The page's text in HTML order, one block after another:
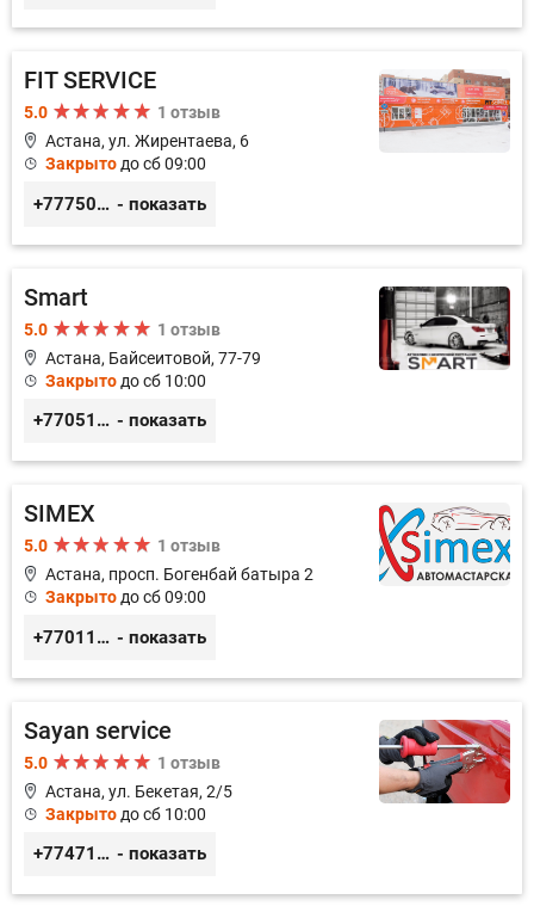
FIT SERVICE
5.0
1 отзыв
Астана, ул. Жирентаева, 6
Закрыто до сб 09:00
+77750070775 - показать
Smart
5.0
1 отзыв
Астана, Байсеитовой, 77-79
Закрыто до сб 10:00
+77051092269 - показать
SIMEX
5.0
1 отзыв
Астана, просп. Богенбай батыра 2
Закрыто до сб 09:00
+77011248780 - показать
Sayan service
5.0
1 отзыв
Астана, ул. Бекетая, 2/5
Закрыто до сб 10:00
+77471114340 - показать